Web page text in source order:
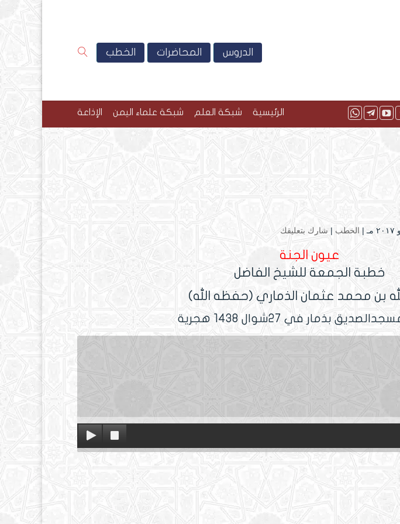
الدروس المحاضرات الخطب
الرئيسية شبكة العلم شبكة علماء اليمن الإذاعة
الخطب | شارك بتعليقك
عيون الجنة
خطبة الجمعة للشيخ الفاضل
بن محمد عثمان الذماري (حفظه الله)
بذمار في 27شوال 1438 هجرية